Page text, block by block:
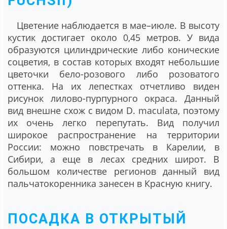
Цветение наблюдается в мае–июле. В высоту
кустик достигает около 0,45 метров. У вида
образуются цилиндрические либо конические
соцветия, в состав которых входят небольшие
цветочки бело-розового либо розоватого
оттенка. На их лепестках отчетливо виден
рисунок лилово-пурпурного окраса. Данный
вид внешне схож с видом D. maculata, поэтому
их очень легко перепутать. Вид получил
широкое распространение на территории
России: можно повстречать в Карелии, в
Сибири, а еще в лесах средних широт. В
большом количестве регионов данный вид
пальчатокоренника занесен в Красную книгу.
ПОСАДКА В ОТКРЫТЫЙ